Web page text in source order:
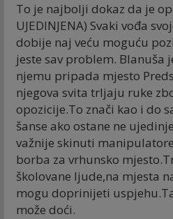
To je najbolji dokaz da je
UJEDINJENA) Svaki vođa
dobije naj veću moguću
jeste sav problem. Blanuša
njemu pripada mjesto
njegova svita trljaju ruke
opozicije.To znači kao i do
šanse ako ostane ne
važnije skinuti
borba za vrhunsko
školovane ljude,na mjesta
mogu doprinijeti
može doći.